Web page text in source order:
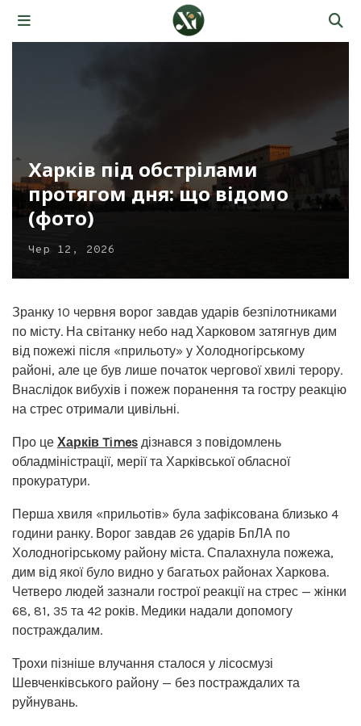
Харків під обстрілами
протягом дня: що відомо
(фото)
Чер 12, 2026
Зранку 10 червня ворог завдав ударів безпілотниками
по місту. На світанку небо над Харковом затягнув дим
від пожежі після «прильоту» у Холодногірському
районі, але це був лише початок чергової хвилі терору.
Внаслідок вибухів і пожеж поранення та гостру реакцію
на стрес отримали цивільні.
Про це Харків Times дізнався з повідомлень
обладміністрації, мерії та Харківської обласної
прокуратури.
Перша хвиля «прильотів» була зафіксована близько 4
години ранку. Ворог завдав 26 ударів БпЛА по
Холодногірському району міста. Спалахнула пожежа,
дим від якої було видно у багатьох районах Харкова.
Четверо людей зазнали гострої реакції на стрес — жінки
68, 81, 35 та 42 років. Медики надали допомогу
постраждалим.
Трохи пізніше влучання сталося у лісосмузі
Шевченківського району — без постраждалих та
руйнувань.